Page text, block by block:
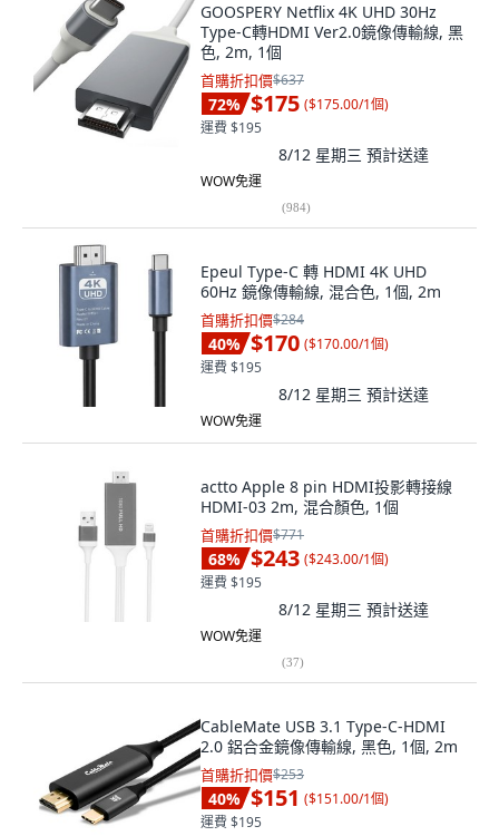
GOOSPERY Netflix 4K UHD 30Hz
Type-C轉HDMI Ver2.0鏡像傳輸線, 黑
色, 2m, 1個
首購折扣價$637
72% $175 ($175.00/1個)
運費 $195
8/12 星期三 預計送達
WOW免運
(984)
Epeul Type-C 轉 HDMI 4K UHD
60Hz 鏡像傳輸線, 混合色, 1個, 2m
首購折扣價$284
40% $170 ($170.00/1個)
運費 $195
8/12 星期三 預計送達
WOW免運
actto Apple 8 pin HDMI投影轉接線
HDMI-03 2m, 混合顏色, 1個
首購折扣價$771
68% $243 ($243.00/1個)
運費 $195
8/12 星期三 預計送達
WOW免運
(37)
CableMate USB 3.1 Type-C-HDMI
2.0 鋁合金鏡像傳輸線, 黑色, 1個, 2m
首購折扣價$253
40% $151 ($151.00/1個)
運費 $195